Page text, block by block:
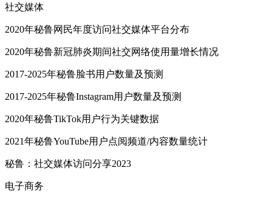
社交媒体
2020年秘鲁网民年度访问社交媒体平台分布
2020年秘鲁新冠肺炎期间社交网络使用量增长情况
2017-2025年秘鲁脸书用户数量及预测
2017-2025年秘鲁Instagram用户数量及预测
2020年秘鲁TikTok用户行为关键数据
2021年秘鲁YouTube用户点阅频道/内容数量统计
秘鲁：社交媒体访问分享2023
电子商务